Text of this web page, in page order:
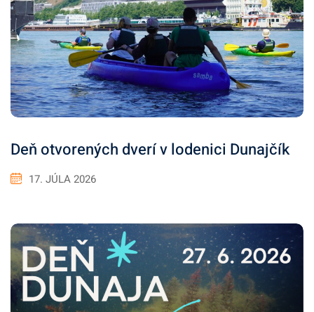
Deň otvorených dverí v lodenici Dunajčík
17. JÚLA 2026